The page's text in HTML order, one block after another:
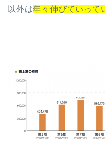
以外は年々伸びていって